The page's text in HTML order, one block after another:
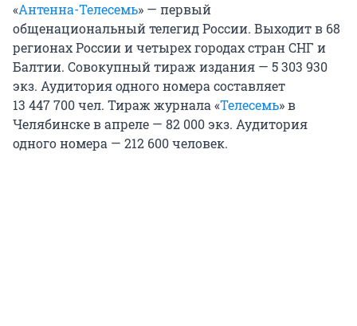
«Антенна-Телесемь» — первый
общенациональный телегид России. Выходит в 68
регионах России и четырех городах стран СНГ и
Балтии. Совокупный тираж издания — 5 303 930
экз. Аудитория одного номера составляет
13 447 700 чел. Тираж журнала «Телесемь» в
Челябинске в апреле — 82 000 экз. Аудитория
одного номера — 212 600 человек.